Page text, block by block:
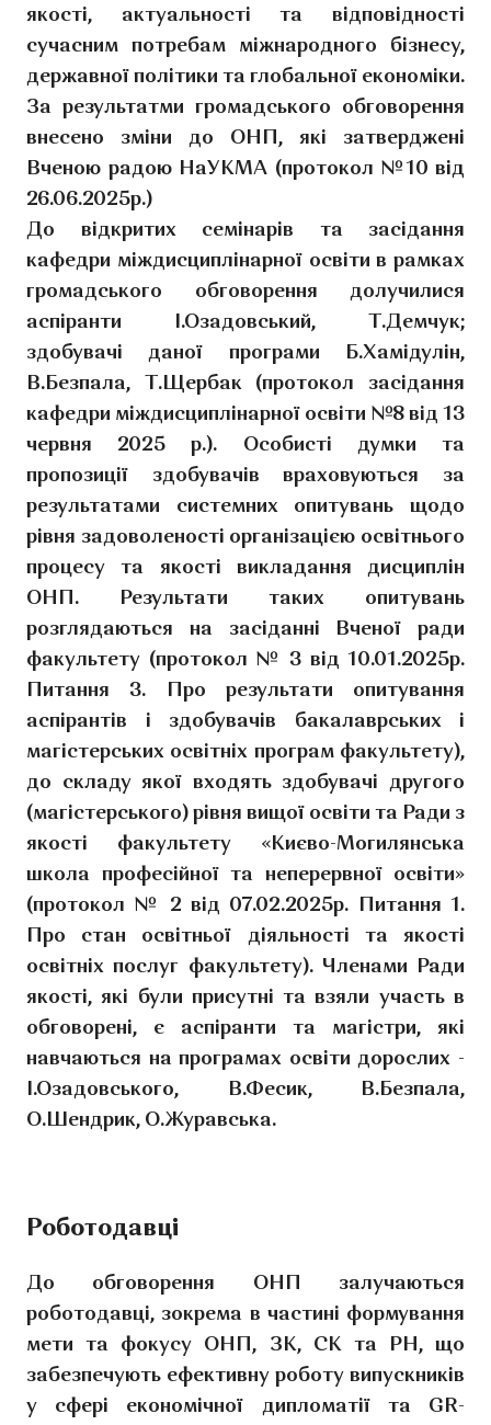
якості, актуальності та відповідності
сучасним потребам міжнародного бізнесу,
державної політики та глобальної економіки.
За результатми громадського обговорення
внесено зміни до ОНП, які затверджені
Вченою радою НаУКМА (протокол №10 від
26.06.2025р.)
До відкритих семінарів та засідання
кафедри міждисциплінарної освіти в рамках
громадського обговорення долучилися
аспіранти І.Озадовський, Т.Демчук;
здобувачі даної програми Б.Хамідулін,
В.Безпала, Т.Щербак (протокол засідання
кафедри міждисциплінарної освіти №8 від 13
червня 2025 р.). Особисті думки та
пропозиції здобувачів враховуються за
результатами системних опитувань щодо
рівня задоволеності організацією освітнього
процесу та якості викладання дисциплін
ОНП. Результати таких опитувань
розглядаються на засіданні Вченої ради
факультету (протокол № 3 від 10.01.2025р.
Питання 3. Про результати опитування
аспірантів і здобувачів бакалаврських і
магістерських освітніх програм факультету),
до складу якої входять здобувачі другого
(магістерського) рівня вищої освіти та Ради з
якості факультету «Києво-Могилянська
школа професійної та неперервної освіти»
(протокол № 2 від 07.02.2025р. Питання 1.
Про стан освітньої діяльності та якості
освітніх послуг факультету). Членами Ради
якості, які були присутні та взяли участь в
обговорені, є аспіранти та магістри, які
навчаються на програмах освіти дорослих -
І.Озадовського, В.Фесик, В.Безпала,
О.Шендрик, О.Журавська.
Роботодавці
До обговорення ОНП залучаються
роботодавці, зокрема в частині формування
мети та фокусу ОНП, ЗК, СК та РН, що
забезпечують ефективну роботу випускників
у сфері економічної дипломатії та GR-